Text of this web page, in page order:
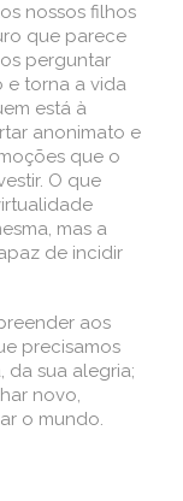
nossos filhos
que parece
perguntar
e torna a vida
está à
anonimato e
que o
O que
mas a
de incidir
aos
precisamos
da sua alegria;
novo,
o mundo.